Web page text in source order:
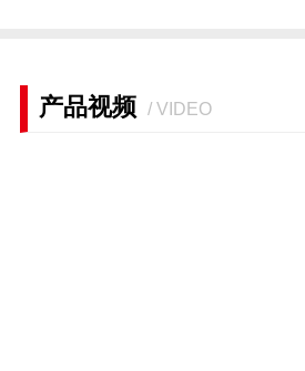
产品视频 / VIDEO